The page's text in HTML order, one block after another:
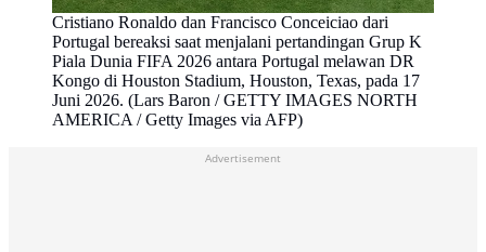
Cristiano Ronaldo dan Francisco Conceiciao dari
Portugal bereaksi saat menjalani pertandingan Grup K
Piala Dunia FIFA 2026 antara Portugal melawan DR
Kongo di Houston Stadium, Houston, Texas, pada 17
Juni 2026. (Lars Baron / GETTY IMAGES NORTH
AMERICA / Getty Images via AFP)
Advertisement